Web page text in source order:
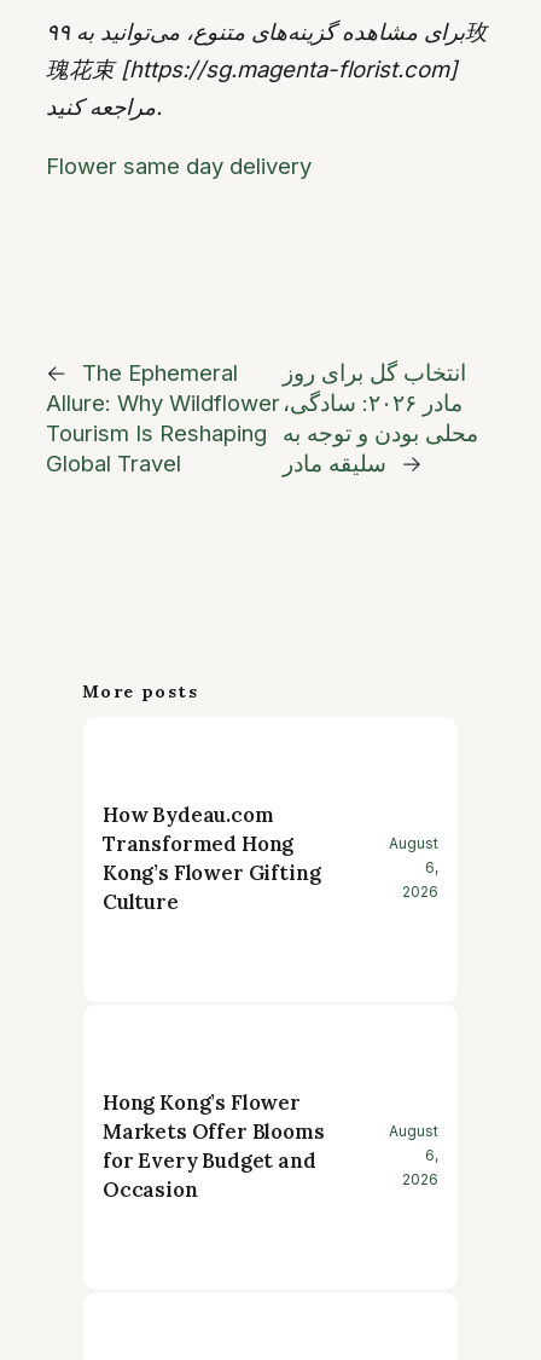
برای مشاهده گزینه‌های متنوع، می‌توانید به ۹۹玫
瑰花束 [https://sg.magenta-florist.com]
مراجعه کنید.
Flower same day delivery
←
The Ephemeral
Allure: Why Wildflower
Tourism Is Reshaping
Global Travel
انتخاب گل برای روز
مادر ۲۰۲۶: سادگی،
محلی بودن و توجه به
سلیقه مادر
→
More posts
How Bydeau.com
Transformed Hong
Kong’s Flower Gifting
Culture
August
6,
2026
Hong Kong’s Flower
Markets Offer Blooms
for Every Budget and
Occasion
August
6,
2026